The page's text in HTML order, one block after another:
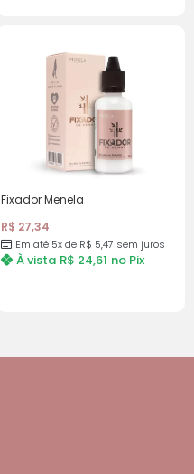
Fixador Menela
R$ 27,34
Em até 5x de R$ 5,47 sem juros
À vista R$ 24,61 no Pix